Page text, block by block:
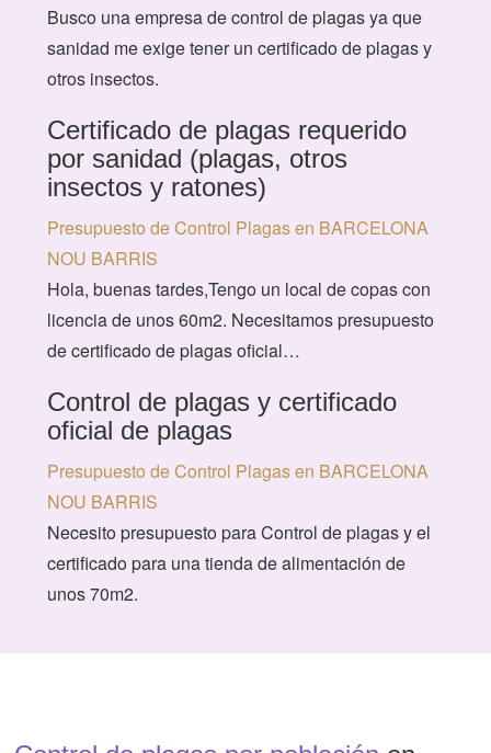
Busco una empresa de control de plagas ya que
sanidad me exige tener un certificado de plagas y
otros insectos.
Certificado de plagas requerido
por sanidad (plagas, otros
insectos y ratones)
Presupuesto de Control Plagas en BARCELONA
NOU BARRIS
Hola, buenas tardes,Tengo un local de copas con
licencia de unos 60m2. Necesitamos presupuesto
de certificado de plagas oficial…
Control de plagas y certificado
oficial de plagas
Presupuesto de Control Plagas en BARCELONA
NOU BARRIS
Necesito presupuesto para Control de plagas y el
certificado para una tienda de alimentación de
unos 70m2.